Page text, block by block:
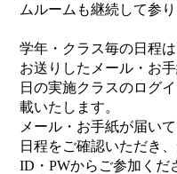
ムルームも継続して参り
学年・クラス毎の日程は
お送りしたメール・お
日の実施クラスのログ
載いたします。
メール・お手紙が届い
日程をご確認いただき
ID・PWからご参加くだ